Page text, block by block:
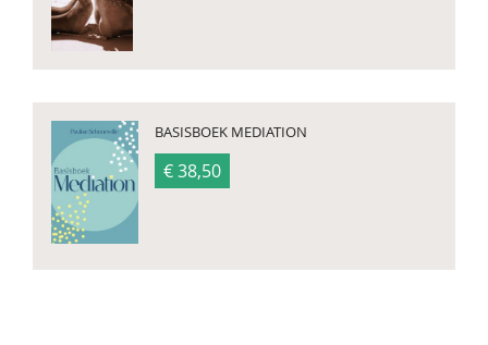
BASISBOEK MEDIATION
€ 38,50